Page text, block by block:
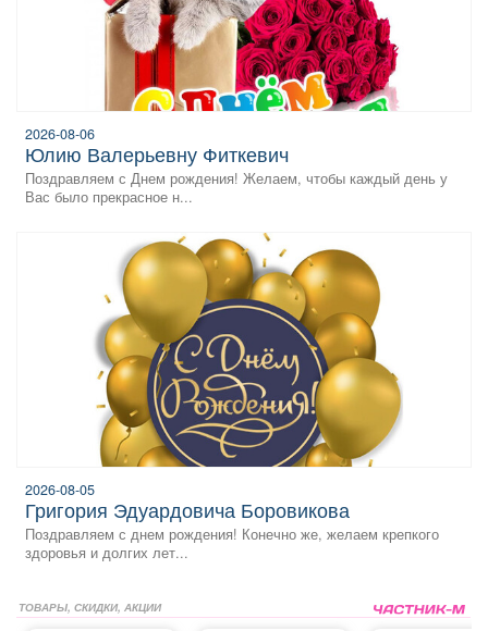
2026-08-06
Юлию Валерьевну Фиткевич
Поздравляем с Днем рождения! Желаем, чтобы каждый день у
Вас было прекрасное н...
2026-08-05
Григория Эдуардовича Боровикова
Поздравляем с днем рождения! Конечно же, желаем крепкого
здоровья и долгих лет...
ТОВАРЫ, СКИДКИ, АКЦИИ